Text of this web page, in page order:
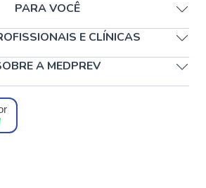
PARA VOCÊ
E CLÍNICAS
A MEDPREV